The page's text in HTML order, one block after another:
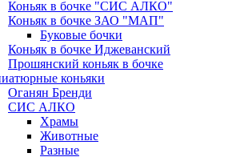
Коньяк в бочке "СИС АЛКО"
Коньяк в бочке ЗАО "МАП"
Буковые бочки
Коньяк в бочке Иджеванский
Прошянский коньяк в бочке
коньяки
Оганян Бренди
СИС АЛКО
Храмы
Животные
Разные